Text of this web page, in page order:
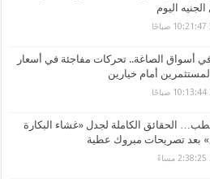
اليوم
أسواق الصاغة.. تحركات مفاجئة في أسعار
أمام خيارين
الحقائق الكاملة لجدل «غشاء البكارة
بعد تصريحات مبروك عطية